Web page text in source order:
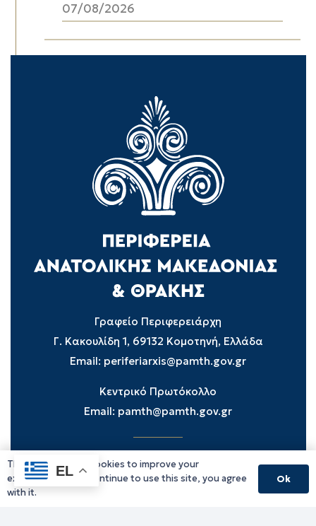
07/08/2026
Γραφείο Περιφερειάρχη
Γ. Κακουλίδη 1, 69132 Κομοτηνή, Ελλάδα
Email: periferiarxis@pamth.gov.gr
Κεντρικό Πρωτόκολλο
Email: pamth@pamth.gov.gr
Υπηρεσίες Δράμας
Υπηρεσίες Καβάλας
EL
This website uses cookies to improve your
experience. If you continue to use this site, you agree
with it.
Ok